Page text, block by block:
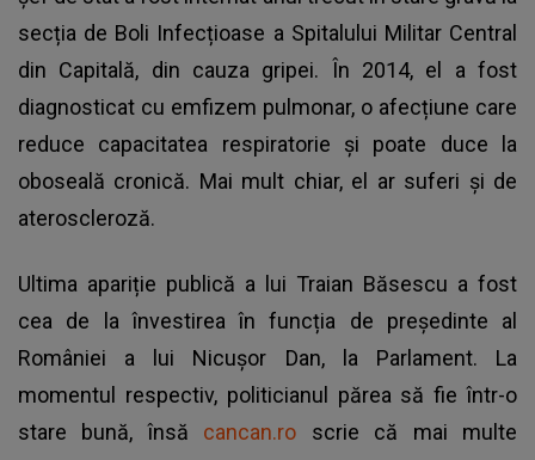
secția de Boli Infecțioase a Spitalului Militar Central
din Capitală, din cauza gripei. În 2014, el a fost
diagnosticat cu emfizem pulmonar, o afecțiune care
reduce capacitatea respiratorie și poate duce la
oboseală cronică. Mai mult chiar, el ar suferi și de
ateroscleroză.
Ultima apariție publică a lui Traian Băsescu a fost
cea de la învestirea în funcția de președinte al
României a lui Nicușor Dan, la Parlament. La
momentul respectiv, politicianul părea să fie într-o
stare bună, însă cancan.ro scrie că mai multe